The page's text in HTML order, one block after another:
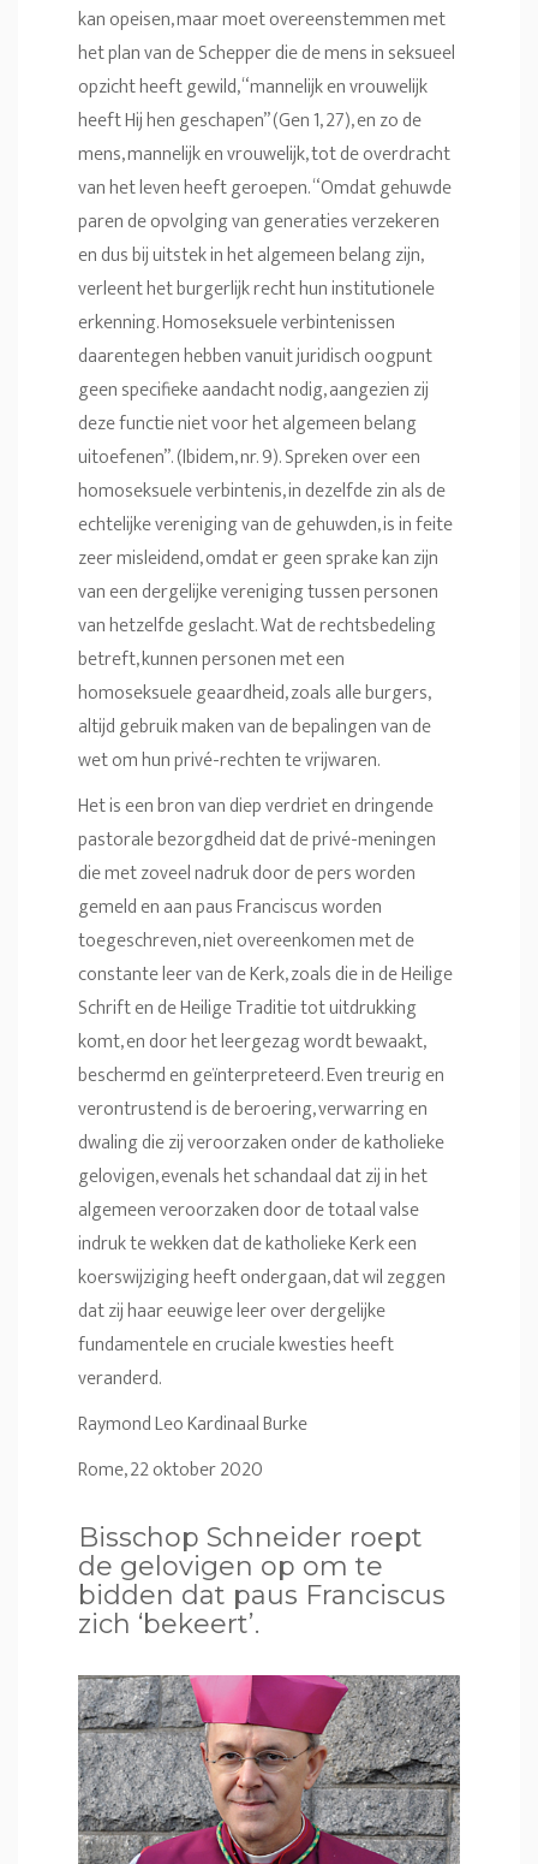
kan opeisen, maar moet overeenstemmen met
het plan van de Schepper die de mens in seksueel
opzicht heeft gewild, “mannelijk en vrouwelijk
heeft Hij hen geschapen” (Gen 1, 27), en zo de
mens, mannelijk en vrouwelijk, tot de overdracht
van het leven heeft geroepen. “Omdat gehuwde
paren de opvolging van generaties verzekeren
en dus bij uitstek in het algemeen belang zijn,
verleent het burgerlijk recht hun institutionele
erkenning. Homoseksuele verbintenissen
daarentegen hebben vanuit juridisch oogpunt
geen specifieke aandacht nodig, aangezien zij
deze functie niet voor het algemeen belang
uitoefenen”. (Ibidem, nr. 9). Spreken over een
homoseksuele verbintenis, in dezelfde zin als de
echtelijke vereniging van de gehuwden, is in feite
zeer misleidend, omdat er geen sprake kan zijn
van een dergelijke vereniging tussen personen
van hetzelfde geslacht. Wat de rechtsbedeling
betreft, kunnen personen met een
homoseksuele geaardheid, zoals alle burgers,
altijd gebruik maken van de bepalingen van de
wet om hun privé-rechten te vrijwaren.
Het is een bron van diep verdriet en dringende
pastorale bezorgdheid dat de privé-meningen
die met zoveel nadruk door de pers worden
gemeld en aan paus Franciscus worden
toegeschreven, niet overeenkomen met de
constante leer van de Kerk, zoals die in de Heilige
Schrift en de Heilige Traditie tot uitdrukking
komt, en door het leergezag wordt bewaakt,
beschermd en geïnterpreteerd. Even treurig en
verontrustend is de beroering, verwarring en
dwaling die zij veroorzaken onder de katholieke
gelovigen, evenals het schandaal dat zij in het
algemeen veroorzaken door de totaal valse
indruk te wekken dat de katholieke Kerk een
koerswijziging heeft ondergaan, dat wil zeggen
dat zij haar eeuwige leer over dergelijke
fundamentele en cruciale kwesties heeft
veranderd.
Raymond Leo Kardinaal Burke
Rome, 22 oktober 2020
Bisschop Schneider roept
de gelovigen op om te
bidden dat paus Franciscus
zich ‘bekeert’.